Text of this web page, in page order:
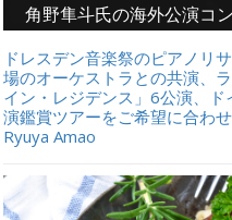
角野隼斗氏の海外公演コ
ドレスデン音楽祭のピアノリ
場のオーケストラとの共演、
イン・レジデンス」6公演、
演鑑賞ツアーをご希望に合わ
Ryuya Amao